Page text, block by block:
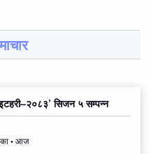
सिजन ५ सम्पन्न
• आज